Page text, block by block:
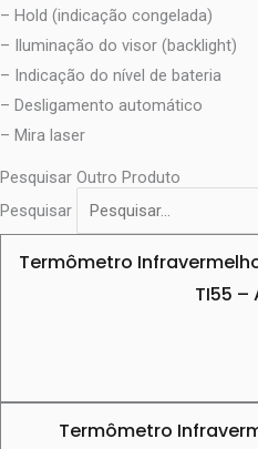
– Hold (indicação congelada)
– Iluminação do visor (backlight)
– Indicação do nível de bateria
– Desligamento automático
– Mira laser
Pesquisar Outro Produto
Pesquisar
Termômetro
TI55 –
Termômetro